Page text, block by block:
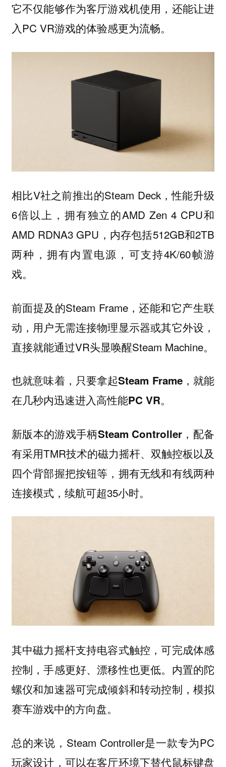
它不仅能够作为客厅游戏机使用，还能让进
入PC VR游戏的体验感更为流畅。
相比V社之前推出的Steam Deck，性能升级
6倍以上，拥有独立的AMD Zen 4 CPU和
AMD RDNA3 GPU，内存包括512GB和2TB
两种，拥有内置电源，可支持4K/60帧游
戏。
前面提及的Steam Frame，还能和它产生联
动，用户无需连接物理显示器或其它外设，
直接就能通过VR头显唤醒Steam Machine。
也就意味着， 只要拿起Steam Frame，就能
在几秒内迅速进入高性能PC VR。
新版本的游戏手柄Steam Controller ，配备
有采用TMR技术的磁力摇杆、双触控板以及
四个背部握把按钮等，拥有无线和有线两种
连接模式，续航可超35小时。
其中磁力摇杆支持电容式触控，可完成体感
控制，手感更好、漂移性也更低。内置的陀
螺仪和加速器可完成倾斜和转动控制，模拟
赛车游戏中的方向盘。
总的来说，Steam Controller是一款专为PC
玩家设计，可以在客厅环境下替代鼠标键盘